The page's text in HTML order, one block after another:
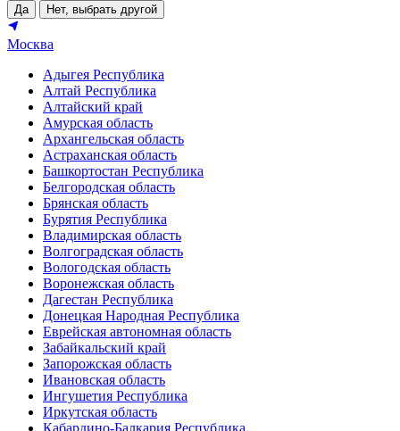
Да Нет, выбрать другой
Москва
Адыгея Республика
Алтай Республика
Алтайский край
Амурская область
Архангельская область
Астраханская область
Башкортостан Республика
Белгородская область
Брянская область
Бурятия Республика
Владимирская область
Волгоградская область
Вологодская область
Воронежская область
Дагестан Республика
Донецкая Народная Республика
Еврейская автономная область
Забайкальский край
Запорожская область
Ивановская область
Ингушетия Республика
Иркутская область
Кабардино-Балкария Республика